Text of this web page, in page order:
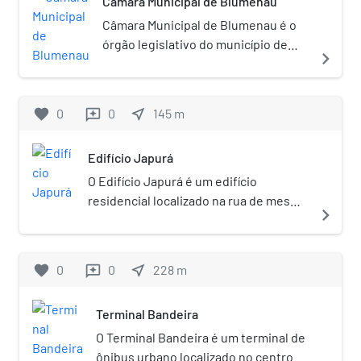
Câmara Municipal de Blumenau é o
órgão legislativo do município de
vereadores de 23 permitidos pela
presidente é Almir Vieira.
navigate_next
favorite 0 reviews 0 near_me 145 m
Edifício Japurá
O Edifício Japurá é um edifício
residencial localizado na rua de mesmo
de São Paulo. Projetado nos anos 1940
arquiteto brasileiro importante para a
Brasil, o Edifício foi o primeiro a aplicar
o conceito de Unité d'Habitation de Le
Corbusier no Brasil. O Edifício foi
navigate_next
favorite 0 reviews 0 near_me 228 m
Terminal Bandeira
O Terminal Bandeira é um terminal de
ônibus urbano localizado no centro